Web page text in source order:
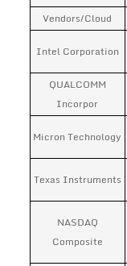
Vendors/Cloud
Intel Corporation
QUALCOMM
Incorpor
Micron Technology
Texas Instruments
NASDAQ
Composite